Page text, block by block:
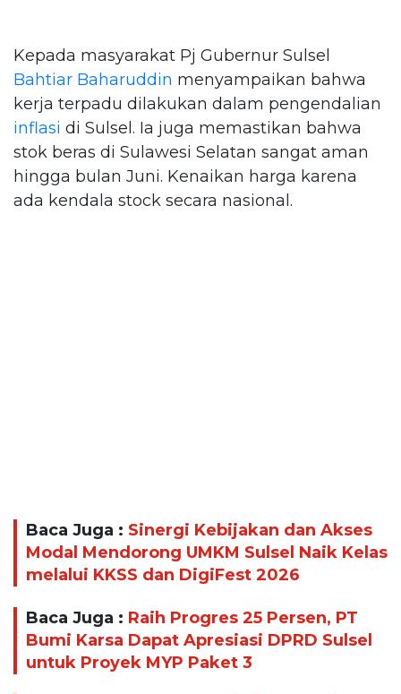
Kepada masyarakat Pj Gubernur Sulsel
Bahtiar Baharuddin menyampaikan bahwa
kerja terpadu dilakukan dalam pengendalian
inflasi di Sulsel. Ia juga memastikan bahwa
stok beras di Sulawesi Selatan sangat aman
hingga bulan Juni. Kenaikan harga karena
ada kendala stock secara nasional.
Baca Juga : Sinergi Kebijakan dan Akses
Modal Mendorong UMKM Sulsel Naik Kelas
melalui KKSS dan DigiFest 2026
Baca Juga : Raih Progres 25 Persen, PT
Bumi Karsa Dapat Apresiasi DPRD Sulsel
untuk Proyek MYP Paket 3